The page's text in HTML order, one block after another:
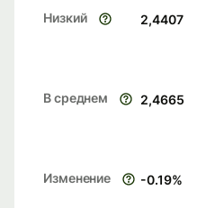
Низкий 2,4407
В среднем 2,4665
Изменение -0.19%